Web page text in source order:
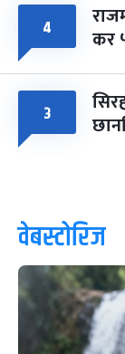
४ कर
३
वेबस्टोरिज